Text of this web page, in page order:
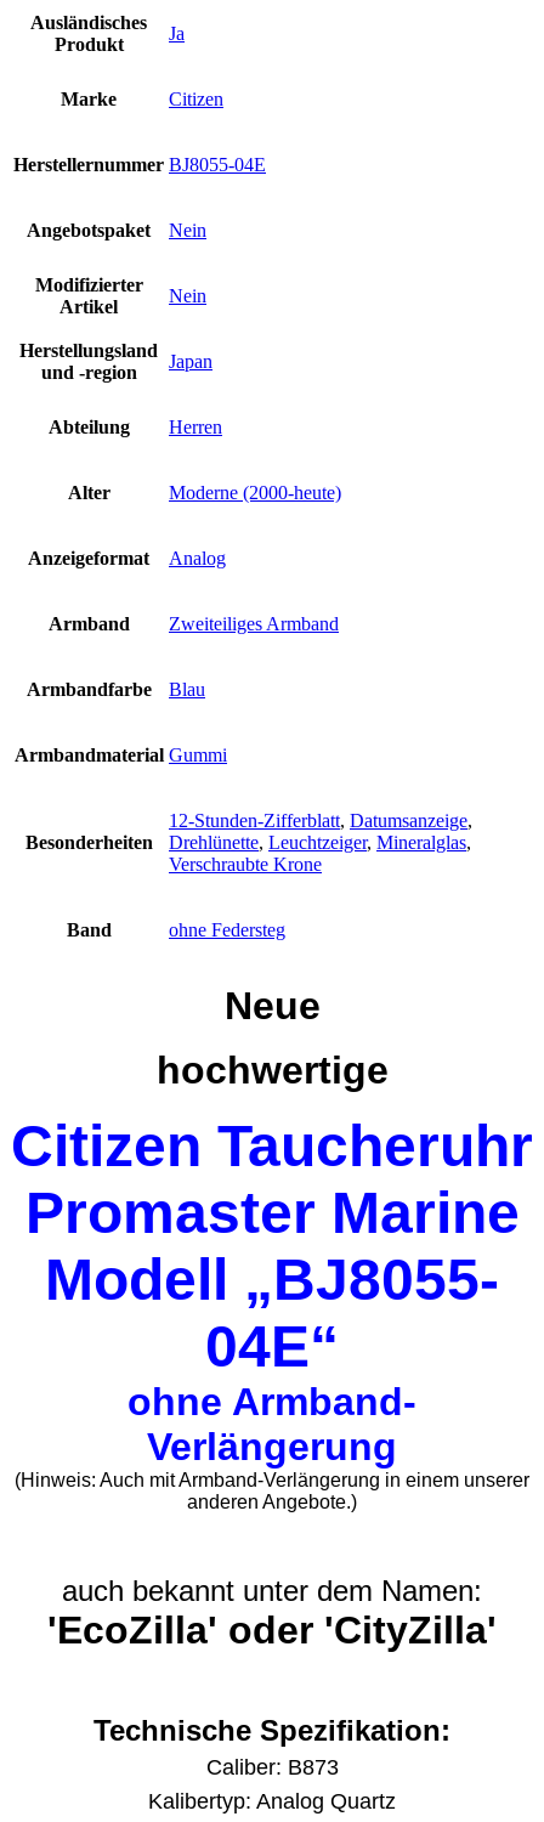
Taucher
Uhr
EcoZilla
Menge
Ausländisches
Produkt
Ja
Marke Citizen
Herstellernummer BJ8055-04E
Angebotspaket Nein
Modifizierter
Artikel
Nein
Herstellungsland
und -region
Japan
Abteilung Herren
Alter Moderne (2000-heute)
Anzeigeformat Analog
Armband Zweiteiliges Armband
Armbandfarbe Blau
Armbandmaterial Gummi
Besonderheiten
12-Stunden-Zifferblatt, Datumsanzeige,
Drehlünette, Leuchtzeiger, Mineralglas,
Verschraubte Krone
Band ohne Federsteg
Neue
hochwertige
Citizen Taucheruhr
Promaster Marine
Modell „BJ8055-
04E“
ohne Armband-
Verlängerung
(Hinweis: Auch mit Armband-Verlängerung in einem unserer
anderen Angebote.)
auch bekannt unter dem Namen:
'EcoZilla' oder 'CityZilla'
Technische Spezifikation:
Caliber: B873
Kalibertyp: Analog Quartz